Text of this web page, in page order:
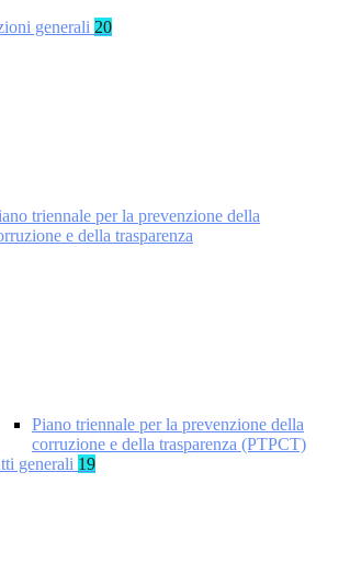
generali 20
triennale per la prevenzione della
e della trasparenza
Piano triennale per la prevenzione della
corruzione e della trasparenza (PTPCT)
generali 19